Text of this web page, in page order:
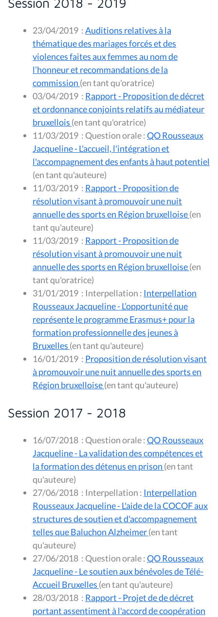
23/04/2019 :Auditions relatives à la
thématique des mariages forcés et des
violences faites aux femmes au nom de
l’honneur et recommandations de la
commission
(en tant qu'oratrice)
03/04/2019 : Rapport - Proposition de décret
et ordonnance conjoints relatifs au médiateur
bruxellois
(en tant qu'oratrice)
11/03/2019 : Question orale :QO Rousseaux
Jacqueline - L'accueil, l'intégration et
l'accompagnement des enfants à haut potentiel
(en tant qu'auteure)
11/03/2019 : Rapport - Proposition de
résolution visant à promouvoir une nuit
annuelle des sports en Région bruxelloise(en
tant qu'auteure)
11/03/2019 : Rapport - Proposition de
résolution visant à promouvoir une nuit
annuelle des sports en Région bruxelloise(en
tant qu'oratrice)
31/01/2019 : Interpellation : Interpellation
Rousseaux Jacqueline - L’opportunité que
représente le programme Erasmus+ pour la
formation professionnelle des jeunes à
Bruxelles
(en tant qu'auteure)
16/01/2019 : Proposition de résolution visant
à promouvoir une nuit annuelle des sports en
Région bruxelloise
(en tant qu'auteure)
Session 2017 - 2018
16/07/2018 : Question orale :QO Rousseaux
Jacqueline - La validation des compétences et
la formation des détenus en prison (en tant
qu'auteure)
27/06/2018 : Interpellation : Interpellation
Rousseaux Jacqueline - L'aide de la COCOF aux
structures de soutien et d'accompagnement
telles que Baluchon Alzheimer(en tant
qu'auteure)
27/06/2018 : Question orale :QO Rousseaux
Jacqueline - Le soutien aux bénévoles de Télé-
Accueil Bruxelles
(en tant qu'auteure)
28/03/2018 : Rapport - Projet de de décret
portant assentiment à l'accord de coopération